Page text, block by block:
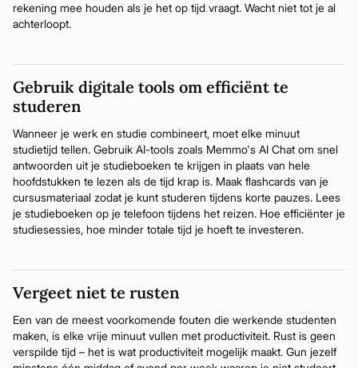
rekening mee houden als je het op tijd vraagt. Wacht niet tot je al
achterloopt.
Gebruik digitale tools om efficiënt te
studeren
Wanneer je werk en studie combineert, moet elke minuut
studietijd tellen. Gebruik AI-tools zoals Memmo's AI Chat om snel
antwoorden uit je studieboeken te krijgen in plaats van hele
hoofdstukken te lezen als de tijd krap is. Maak flashcards van je
cursusmateriaal zodat je kunt studeren tijdens korte pauzes. Lees
je studieboeken op je telefoon tijdens het reizen. Hoe efficiënter je
studiesessies, hoe minder totale tijd je hoeft te investeren.
Vergeet niet te rusten
Een van de meest voorkomende fouten die werkende studenten
maken, is elke vrije minuut vullen met productiviteit. Rust is geen
verspilde tijd – het is wat productiviteit mogelijk maakt. Gun jezelf